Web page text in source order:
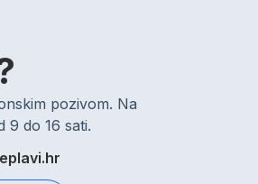
pozivom. Na
9 do 16 sati.